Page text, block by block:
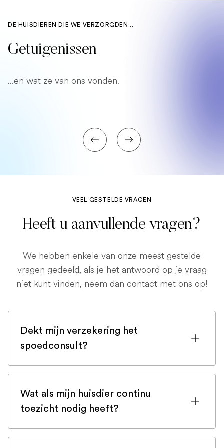
DE HUISDIEREN DIE WE VERZORGDEN...
Getuigenissen
...en wat ze van ons vonden.
VEEL GESTELDE VRAGEN
Heeft u aanvullende vragen?
We hebben enkele van onze meest gestelde
vragen gedeeld, als je het antwoord op je vraag
niet kunt vinden, neem dan contact met ons op!
Dekt mijn verzekering het
spoedconsult?
Als u bent ingeschreven bij een
dat een spoedconsult wordt gedekt.
Maar controleer voor de zekerheid uw
polis of neem bij twijfel contact op met
Wat als mijn huisdier continu
toezicht nodig heeft?
In zeldzame gevallen vereisen sommige